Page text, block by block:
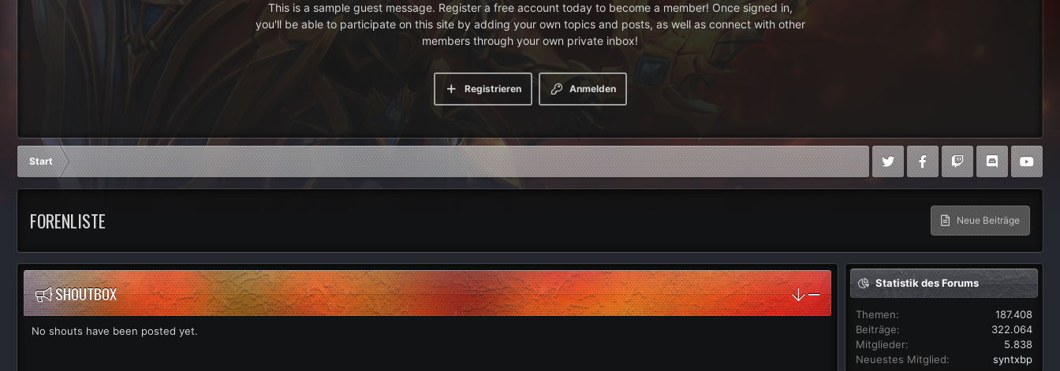
This is a sample guest message. Register a free account today to become a member! Once signed in,
you'll be able to participate on this site by adding your own topics and posts, as well as connect with other
members through your own private inbox!
Anmelden
Registrieren
Start
FORENLISTE Neue Beiträge
SHOUTBOX
No shouts have been posted yet.
Statistik des Forums
Themen
187.408
Beiträge
322.064
Mitglieder
5.838
Neuestes Mitglied
syntxbp